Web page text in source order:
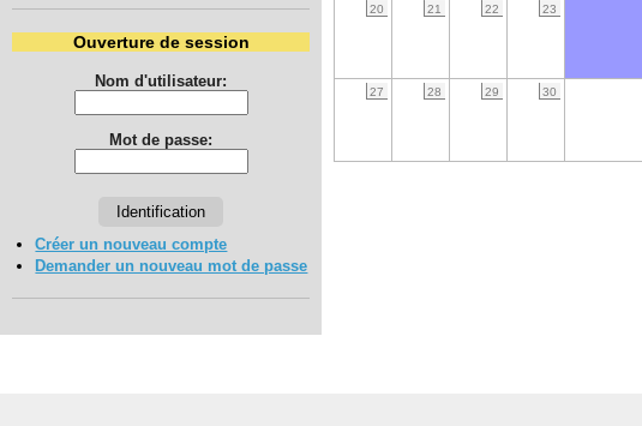
Ouverture de session
Nom d'utilisateur:
Mot de passe:
Créer un nouveau compte
Demander un nouveau mot de passe
20 21 22 23
27 28 29 30